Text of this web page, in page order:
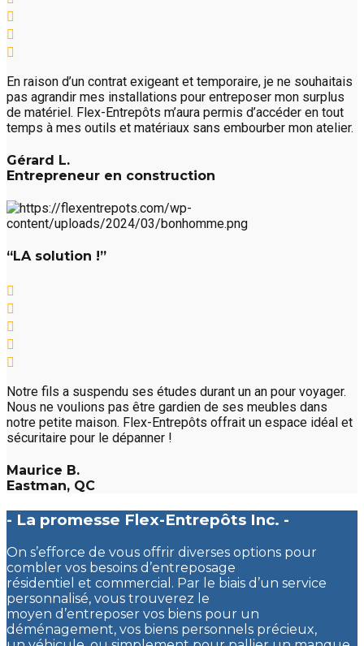
En raison d’un contrat exigeant et temporaire, je ne souhaitais
pas agrandir mes installations pour entreposer mon surplus
de matériel. Flex-Entrepôts m’aura permis d’accéder en tout
temps à mes outils et matériaux sans embourber mon atelier.
Gérard L.
Entrepreneur en construction
“LA solution !”
Notre fils a suspendu ses études durant un an pour voyager.
Nous ne voulions pas être gardien de ses meubles dans
notre petite maison. Flex-Entrepôts offrait un espace idéal et
sécuritaire pour le dépanner !
Maurice B.
Eastman, QC
- La promesse Flex-Entrepôts Inc. -
On s’efforce de vous offrir diverses options pour
combler vos besoins d’entreposage
résidentiel et commercial. Par le biais d’un service
personnalisé, vous trouverez le
moyen d’entreposer vos biens pour un
déménagement, vos biens personnels précieux,